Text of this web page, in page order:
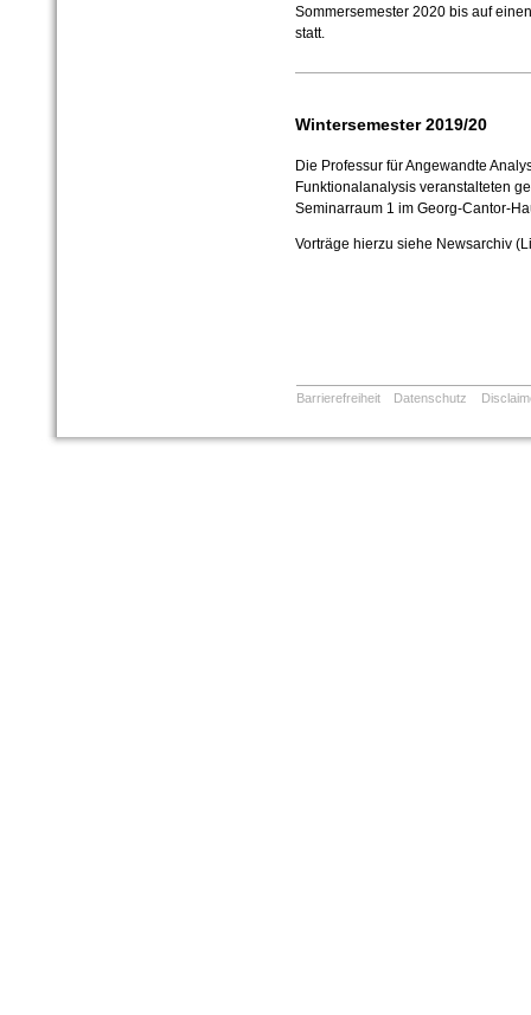
Sommersemester 2020 bis auf
statt.
Wintersemester 2019/20
Die Professur für Angewandte
Funktionalanalysis veranstalteten
Seminarraum 1 im Georg-Cantor-
Vorträge hierzu siehe Newsarchiv
Barrierefreiheit Datenschutz